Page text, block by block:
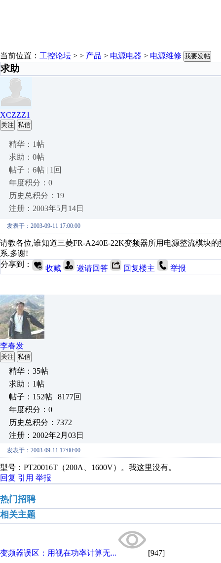
当前位置： 工控论坛 > > 产品 > 电源电器 > 电源维修 我要发帖
求助
XCZZZ1
关注 私信
精华：1帖
求助：0帖
帖子：6帖 | 1回
年度积分：0
历史总积分：19
注册：2003年5月14日
发表于：2003-09-11 17:00:00
请教各位,谁知道三菱FR-A240E-22K变频器所用电源整流模块
系.多谢!
分享到：
收藏 邀请回答 回复楼主 举报
李春发
关注 私信
精华：35帖
求助：1帖
帖子：152帖 | 8177回
年度积分：0
历史总积分：7372
注册：2002年2月03日
发表于：2003-09-11 17:00:00
型号：PT20016T（200A、1600V）。我这里没有。
回复 引用 举报
热门招聘
相关主题
变频器误区：用视在功率计算无... [947]